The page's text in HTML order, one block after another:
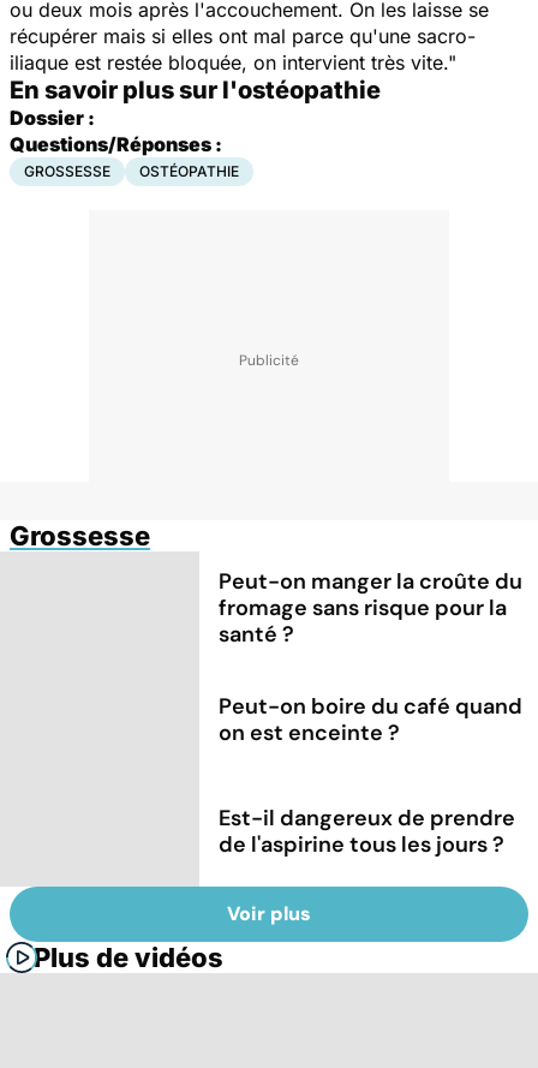
ou deux mois après l'accouchement. On les laisse se
récupérer mais si elles ont mal parce qu'une sacro-
iliaque est restée bloquée, on intervient très vite."
En savoir plus sur l'ostéopathie
Dossier :
Questions/Réponses :
GROSSESSE OSTÉOPATHIE
Grossesse
Peut-on manger la croûte du
fromage sans risque pour la
santé ?
Peut-on boire du café quand
on est enceinte ?
Est-il dangereux de prendre
de l'aspirine tous les jours ?
Voir plus
Plus de vidéos